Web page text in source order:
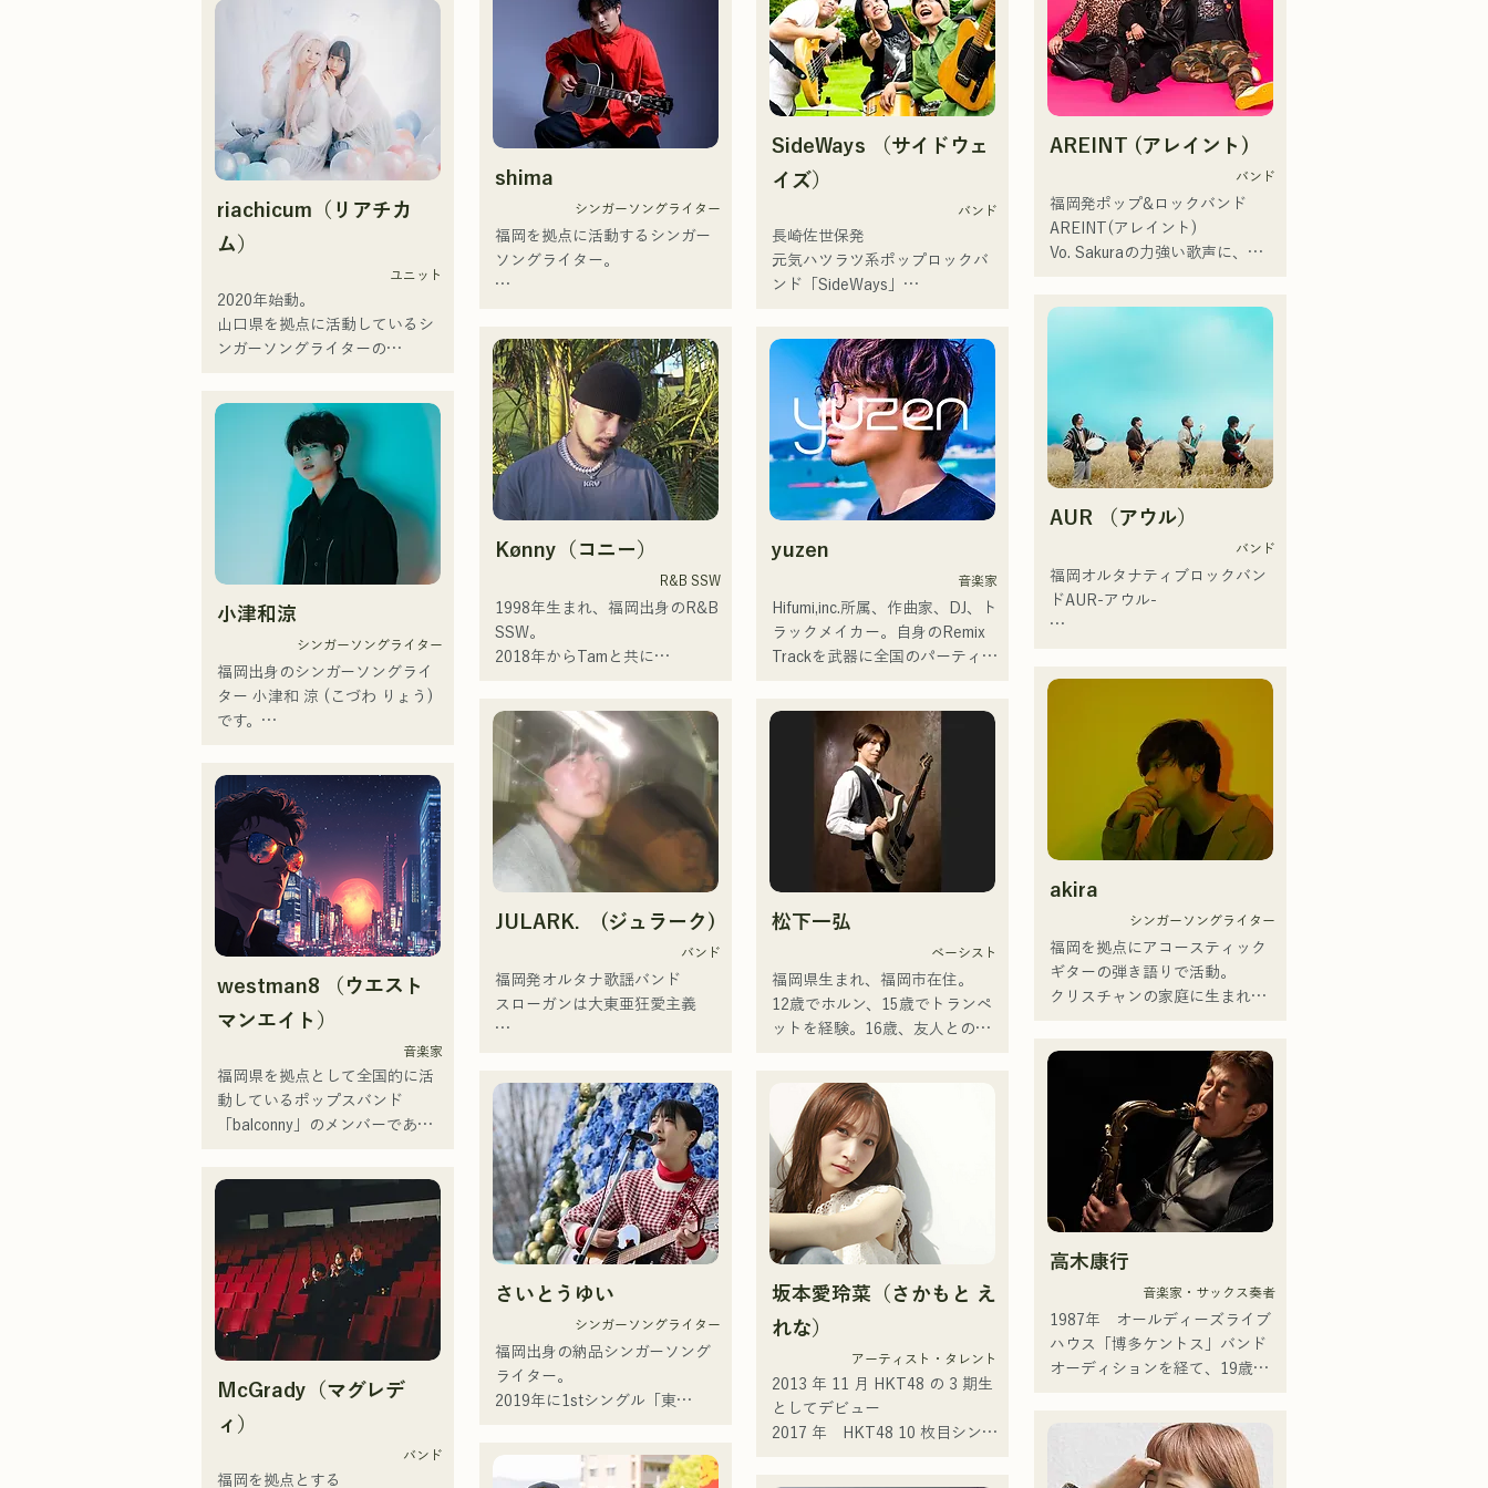
るギターリフを意識し、聞く人
の心に刻まれるようなサウンド
づくりを目指している。
riachicum（リアチカ
ム）
ユニット
2020年始動。
山口県を拠点に活動しているシ
ンガーソングライターの
コロナ禍に入り、音楽で山口県
を盛り上げたいという思いから
ユニットを始動。
当初は動画配信サイトでの活動
のみだったが、2020年12月よ
り、山口県の地元イベントやラ
イブハウスでのライブ活動を始
地元音楽イベントやライブハウ
スを中心にパフォーマンスをし
ている。
小津和涼
シンガーソングライター
福岡出身のシンガーソングライ
ター 小津和 涼 (こづわ りょう)
です。
ブ、TikTok配信、イベントなど
に出演しながら活動していま
す！
幼少期から音楽が好きで
高校に入ってから人前で歌を歌
うようになり歌手になりたいと
1人1人に寄り添う音楽を作って
いきたいと思ってます。
・campuscollection2022グラン
プリ
・オリジナル曲『プリン』が
2024年KBCラジオオープニング
2024年12月24日に大丸パサージ
ュ広場で行われるチャリティー
ミュージックソンに出演。
westman8 （ウエスト
マンエイト）
音楽家
福岡県を拠点として全国的に活
動しているポップスバンド
「balconny」のメンバーである
ェクトを始動。音楽生成AIを活
用した楽曲を制作し配信してい
る。
2025年2月にミニアルバムを3作
連続リリースし、1stミニアルバ
ム「the City Pop vol.1」に収録
されている「Gift」が「KBC
ーローテーションに選ばれる。
2025年1月1日から始めた
McGrady（マグレデ
ィ）
バンド
福岡を拠点とする
超え､ SNS総フォロワー11.9万
また2024年第106回全国高等学
校野球選手権大会の
J:COM福岡•熊本•下関のテーマソ
ングなどにも抜擢され今後が大
2026年6月3日に新曲「Hello say
goodbye」を自身初の全国流通
盤でリリース！
shima
シンガーソングライター
福岡を拠点に活動するシンガー
ソングライター。
トの力強さとバラードの繊細さ
を併せ持つ楽曲を届けている。
コンセプトは、「等身大のまま
で。僕とあなたのための音楽
を。」気持ちが落ち込んだ時
や、心が沈んでしまう時こそ聴
自分自身も迷いや葛藤を抱える
瞬間があるからこそ、作り物で
はなく、ありのままの感情や言
葉をそのまま音楽にしている。
福岡を中心にブッキングライブ
や路上ライブなど精力的に活動
を行っている。
2025年11月22日にはファースト
ワンマンライブを開催。
Kønny（コニー）
R&B SSW
1998年生まれ、福岡出身のR&B
SSW。
2018年からTamと共に
を開始。
2022年からKønnyとして、ソロ
名義でも活動を開始。
幼少期から影響を受けてきた
90'sや00'sのR&Bミュージック
を取り込み、フレッシュなサウ
ンドを追求している。甘い声と
ーラスワークが魅力。
洗練されたスタイルに注目して
いただきたい。
JULARK. (ジュラーク)
バンド
福岡発オルタナ歌謡バンド
スローガンは大東亜狂愛主義
詞と、前衛的かつ魅力的なサウ
ンドが特徴
さいとうゆい
シンガーソングライター
福岡出身の納品シンガーソング
ライター。
2019年に1stシングル「東
福岡市内のライブハウスやSNS
リリース！
「ドラマ」
各配信サイトにて配信開始！
1stシングル「雑に畳んで」を
2025年1月23日にリリースし本
格的に活動を開始。
ンド編成などさまざまな形で音
楽を表現する。
CHOYO（Key. / Gt.)、元meow
の大晟（Dr.）、the perfect me
の末廣悠弥（Gt.）、xanadooの
う。
【NEW SINGLE】
2025年6月25日に新曲「世界は
愛なんだ」をリリース。
SideWays （サイドウェ
イズ）
バンド
長崎佐世保発
元気ハツラツ系ポップロックバ
ンド「SideWays」
小説を元にした楽しくどこか哀
愁のある楽曲に注目！！
・バンド概要
└長崎県佐世保市を拠点とする
スリーピースバンド。
（Vo）、梅田孝明（Ba）、杉本
└長崎県立大学佐世保校の軽音
楽部で出会い結成。
戦夜』をリリース。
└EPを携え、卒論と並行しなが
ら全国ツアー「せいので叫ぼう
ツアー」を開催。
└ツアーファイナルは2月18日
に地元長崎で、大学の同期バン
ドと主催イベントとして開催し
た。
ぞれ就職するが、解散はせず活
動を継続。
└福岡を中間地点として集ま
└DTM（デスクトップミュージ
ック）を活用し、遠隔での楽曲
制作も行う。
・その他エピソード
└ボーカルの上田は、費用節約
とライブ後の打ち上げ参加のた
め、佐世保から福岡まで原付で
来たことがある。
└KBCテレビ「お天気コンサー
ト」でMVが放送されたことがき
っかけで、熊本の高校生が福岡
のライブに来てくれた。
yuzen
音楽家
Hifumi,inc.所属、作曲家、DJ、ト
ラックメイカー。自身のRemix
Trackを武器に全国のパーティに
出演歴「EDP lab 2017」
「Re:animation12」「Porter
Robinson JAPAN tour」
「VIRTUAFREAK@新木場
AGEHA」等多数出演
リミックスワークを精力的に行
っており、VTuber「天輝おこ
め」とフューチャリングした
「Life Size feat.天輝おこめ」は
iTunesエレクトロチャート1位を
その他にも「ホロライブ」
NEGI☆Uへの楽曲提供、2022年
末に発表のholox「常夜リペイン
ト」は200万再生を突破などメ
ジャーシーンへと活動の幅を広
げている。
福岡スクールオブミュージック
&ダンス専門学校音楽プロデュ
ース科講師も務めていた。
松下一弘
ベーシスト
福岡県生まれ、福岡市在住。
12歳でホルン、15歳でトランペ
ットを経験。16歳、友人とのロ
ミュニケーションアート専門学
校へ入学。卒業後、プロベーシ
ストとして活動を開始。
国内外のアーティストとライ
ブ・コンサート・学校コンサー
ト・ツアー・イベント・パーテ
ィ・レコーディング・制作・ス
ン・プライベートレッスンな
ど。Youtubeには吹奏楽向け解説
近年では、動画制作編集・音声
編集・ミキシングエンジニア・
ディレクター・プロデューサー
としても活動している。
坂本愛玲菜（さかもと え
れな）
アーティスト・タレント
2013 年 11 月 HKT48 の 3 期生
としてデビュー
2017 年　HKT48 10 枚目シング
ていた際、清流公園で行われて
いた「ファンマーケット」とい
うイベントでハルレインが歌唱
を聴き、ハルノウタがとてもよ
い！と感想をいただきおすすめ
した。
現在はLOVE FMの"music
×serendipity"でラジオDJを務め
る。
またアーティストの傍、モデル
界的有名なオーディション番組
「ブリテンズゴットタレント」
で日本人の芸人史上初のゴール
デンブザーを獲得し、その後ス
ペインのゴットタレントでもゴ
デンブザー」や、アメリカ留学
それらの楽曲を揃えた自身初の
フルアルバム「ONE BIG
FAMILY」を2025.12.31にリリ
ースし、iTunesカントリーアル
バムで初登場5位、その後3位を
て」、FBS「福岡くん。」、
Festival ,sunset live2019、鷹祭
ジにも出演。MCとしてはRugby
World cup2019 Public viewing、
競輪日本一ダービーの場内アナ
ウンス、ラグビー女子日本代表
世界大会スタジアムDJ、プレア
デスカップ2023(ダンスイベン
ト）、滑走屋場内アナウンス、
デサルサ、福岡ウィニングスピ
リッツのスタジアムDJ、金鷲
旗、山笠関連イベント、地域イ
ベント、Ramen
市武道館オープニング記念イベ
ント,結婚式様々な分野で活動。
英語も日本語も対応可能です。
アーティストの日本人父とアメ
リカ人母から生まれたサラブレ
AREINT (アレイント)
バンド
福岡発ポップ&ロックバンド
AREINT(アレイント)
Vo. Sakuraの力強い歌声に、パ
いる。
「KBCラジオ ホークス中継
2024」のオープニングテーマ曲
れた。
サウンドハウスとTuneCore
Japanが主催するバンドコンテス
また2025年に開催された
MERGENZA JAPAN 2025にてド
イツ大使館賞を受賞し東京で行
われたドイツフェスティバルに
出演した。
AUR （アウル）
バンド
福岡オルタナティブロックバン
ドAUR-アウル-
という思いを歌詞に込め
メンバーそれぞれの
個性的なアレンジで
曲を作り上げ
希望を奏で、語るバンド
akira
シンガーソングライター
福岡を拠点にアコースティック
ギターの弾き語りで活動。
クリスチャンの家庭に生まれ、
中学二年生の夏休みにギターを
弾き始め、同時に作詞作曲もす
るようになった。
17歳で公民館やカフェなどでの
音楽活動を開始、現在では県内
外問わずライブハウスなどにも
活動の場を広げている。
乗せる力強い歌声が魅力のシン
ガーソングライター。
高木康行
音楽家・サックス奏者
1987年　オールディーズライブ
ハウス「博多ケントス」バンド
オーディションを経て、19歳で
以後、ダンスホール、ナイトク
ラブ等のレギュラーバンドに於